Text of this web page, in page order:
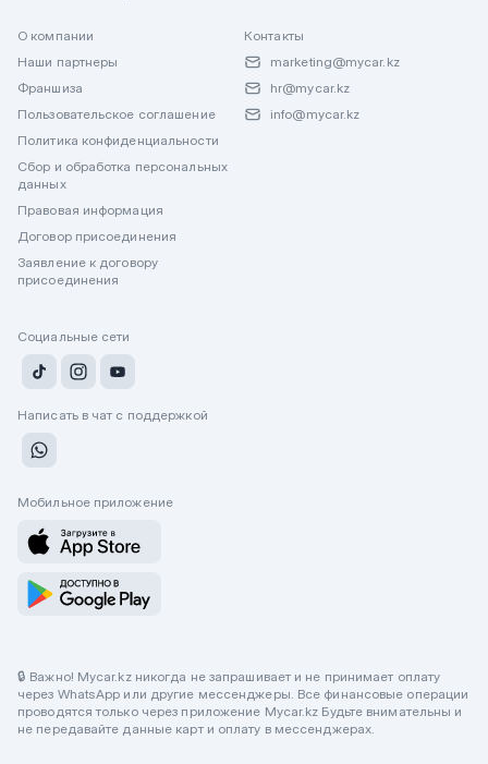
О компании
Наши партнеры
Франшиза
Пользовательское соглашение
Политика конфиденциальности
Сбор и обработка персональных
данных
Правовая информация
Договор присоединения
Заявление к договору
присоединения
Контакты
marketing@mycar.kz
hr@mycar.kz
info@mycar.kz
Социальные сети
Написать в чат с поддержкой
Мобильное приложение
🔒 Важно! Mycar.kz никогда не запрашивает и не принимает оплату
через WhatsApp или другие мессенджеры. Все финансовые операции
проводятся только через приложение Mycar.kz Будьте внимательны и
не передавайте данные карт и оплату в мессенджерах.